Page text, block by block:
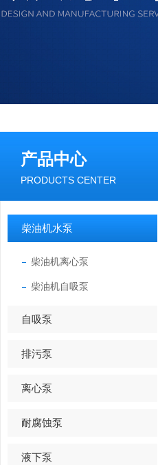
产品中心
PRODUCTS CENTER
柴油机水泵
柴油机离心泵
柴油机自吸泵
自吸泵
排污泵
离心泵
耐腐蚀泵
液下泵